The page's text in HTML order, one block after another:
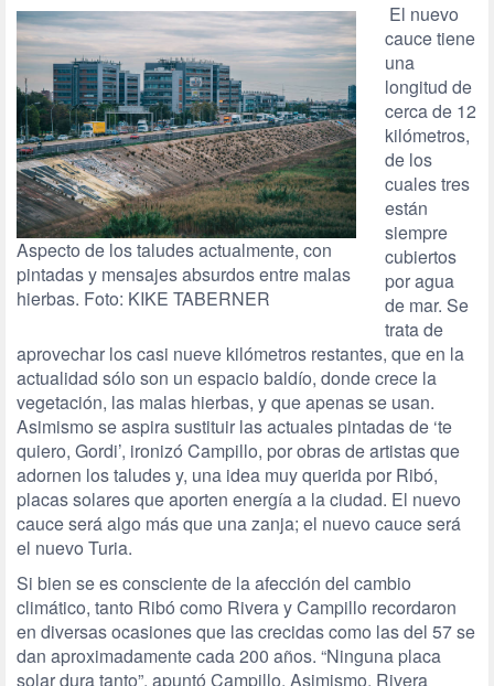
Aspecto de los taludes actualmente, con
pintadas y mensajes absurdos entre malas
hierbas. Foto: KIKE TABERNER
El nuevo
cauce tiene
una
longitud de
cerca de 12
kilómetros,
de los
cuales tres
están
siempre
cubiertos
por agua
de mar. Se
trata de
aprovechar los casi nueve kilómetros restantes, que en la
actualidad sólo son un espacio baldío, donde crece la
vegetación, las malas hierbas, y que apenas se usan.
Asimismo se aspira sustituir las actuales pintadas de ‘te
quiero, Gordi’, ironizó Campillo, por obras de artistas que
adornen los taludes y, una idea muy querida por Ribó,
placas solares que aporten energía a la ciudad. El nuevo
cauce será algo más que una zanja; el nuevo cauce será
el nuevo Turia.
Si bien se es consciente de la afección del cambio
climático, tanto Ribó como Rivera y Campillo recordaron
en diversas ocasiones que las crecidas como las del 57 se
dan aproximadamente cada 200 años. “Ninguna placa
solar dura tanto”, apuntó Campillo. Asimismo, Rivera